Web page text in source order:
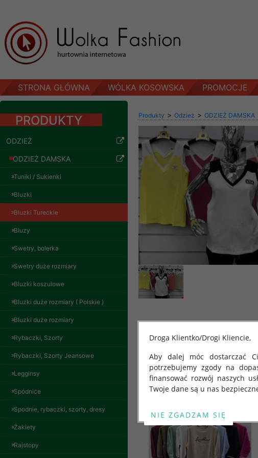
STRONA GŁÓWNA WÓLKA KOSOWSKA PROMOCJE
PRODUKTY
ODZIEŻ
ODZIEŻ DAMSKA
Tuniki / Sukienki
Bluzki
Bluzki Tureckie
Bluzy
Swetry, bolerka
Swetry duże rozmiary
Bluzki koszulowe
Bluzki duże rozmiary ( Polskie )
Bluzki duże rozmiary
Rybaczki, Szorty
Rybaczki, Szorty Jeansowe
Legginsy
Spódnice
Spodnie, rybaczki, szorty, dresy
Żakiety
Rajstopy
Produkty > Odzież > ODZIEŻ DAMSKA
Inne produkty
Droga Klientko/Drogi Kliencie,
Aby dalej móc dostarczać
potrzebujemy zgody na
finansować rozwój naszych
Twoje dane są u nas
Od 25 maja 2018 roku
kwietnia 2016 r. w sprawie
swobodnego przepływu
"GDPR" lub "Ogólne
przetwarzaniu Twoich